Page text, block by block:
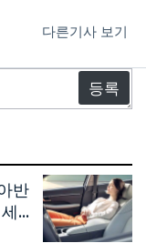
다른기사 보기
반